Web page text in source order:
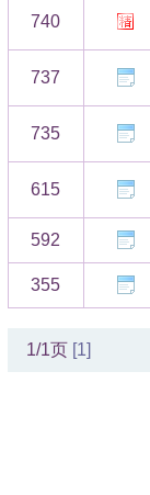
740
737
735
615
592
355
1/1页 [1]